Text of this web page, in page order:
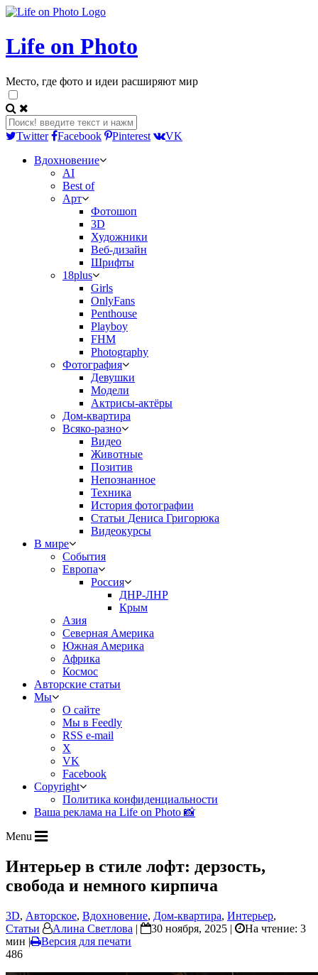
Life on Photo
Место, где фото и идеи расширяют мир
Twitter Facebook Pinterest
VK
Вдохновение
AI
Best of
Арт
Фотошоп
3D
Художники
Веб-дизайн
Шрифты
18plus
Girls
OnlyFans
Penthouse
Playboy
FHM
Photography
Фотография
Девушки
Модели
Актрисы-актёры
Дом-квартира
Всяко-разно
Видео
Животные
Позитив
Непознанное
Техника
История фотографии
Статьи Дениса Григорюка
Видеокурсы
В мире
События
Европа
Россия
ДНР-ЛНР
Крым
Азия
Северная Америка
Южная Америка
Африка
Космос
Авторские статьи
Мы
О сайте
Мы в Feedly
RSS e-mail
X
VK
Facebook
Copyright
Политика конфиденциальности
Ваша реклама на Life on Photo 📸
Menu
Интерьер в стиле лофт: дерзость,
свобода и немного кирпича
3D, Авторское, Вдохновение, Дом-квартира, Интерьер,
Статьи
Алина Светлова | 30 ноября, 2025 |
На чтение: 3
мин |
Версия для печати
486